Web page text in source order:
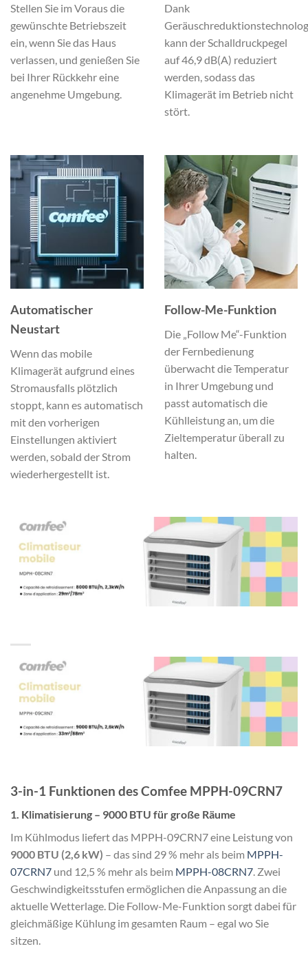
Stellen Sie im Voraus die
gewünschte Betriebszeit
ein, wenn Sie das Haus
verlassen, und genießen Sie
bei Ihrer Rückkehr eine
angenehme Umgebung.
Dank
kann der Schalldruckpegel
auf 46,9 dB(A) reduziert
werden, sodass das
Klimagerät im Betrieb nicht
stört.
Automatischer
Neustart
Wenn das mobile
Klimagerät aufgrund eines
Stromausfalls plötzlich
stoppt, kann es automatisch
mit den vorherigen
Einstellungen aktiviert
werden, sobald der Strom
wiederhergestellt ist.
Follow-Me-Funktion
Die „Follow Me“-Funktion
der Fernbedienung
überwacht die Temperatur
in Ihrer Umgebung und
passt automatisch die
Kühlleistung an, um die
Zieltemperatur überall zu
halten.
3-in-1 Funktionen des Comfee MPPH-09CRN7
1. Klimatisierung – 9000 BTU für große Räume
Im Kühlmodus liefert das MPPH-09CRN7 eine Leistung von
9000 BTU (2,6 kW) – das sind 29 % mehr als beim MPPH-
07CRN7 und 12,5 % mehr als beim MPPH-08CRN7. Zwei
Geschwindigkeitsstufen ermöglichen die Anpassung an die
aktuelle Wetterlage. Die Follow-Me-Funktion sorgt dabei für
gleichmäßige Kühlung im gesamten Raum – egal wo Sie
sitzen.